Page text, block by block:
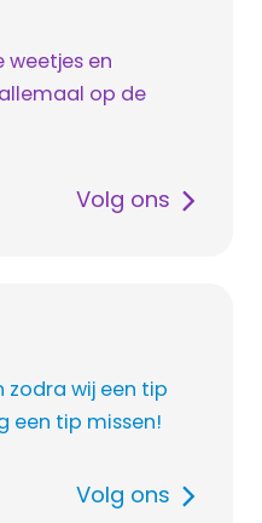
weetjes en
op de
Volg ons
zodra wij een tip
een tip missen!
Volg ons